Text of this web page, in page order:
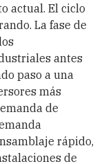
actual. El ciclo
La fase de
antes
paso a una
más
de
rápido,
de